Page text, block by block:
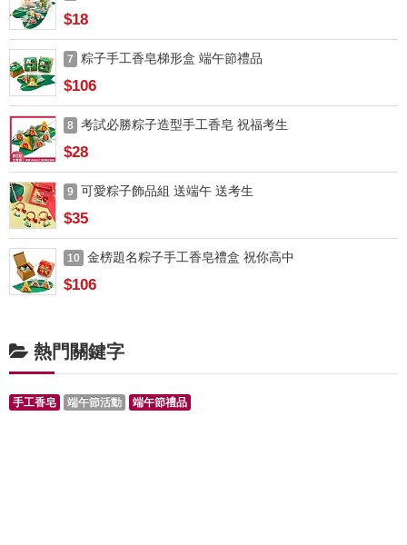
$18
7 粽子手工香皂梯形盒 端午節禮品
$106
8 考試必勝粽子造型手工香皂 祝福考生
$28
9 可愛粽子飾品組 送端午 送考生
$35
10 金榜題名粽子手工香皂禮盒 祝你高中
$106
熱門關鍵字
手工香皂 端午節活動 端午節禮品